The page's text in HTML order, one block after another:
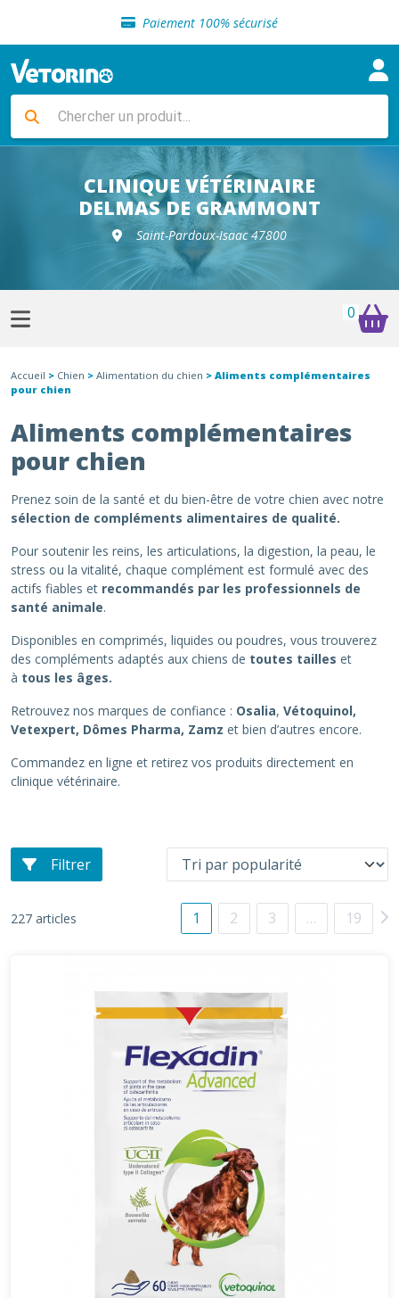
Paiement 100% sécurisé
Livraison gratuite en clinique vétérinaire
Sélection de croquettes vétérinaire
Livraison gratuite en clinique vétérinaire
Retour gratuit en clinique
Sélection de croquettes vétérinaire
CLINIQUE VÉTÉRINAIRE
DELMAS DE GRAMMONT
Saint-Pardoux-Isaac 47800
0
Accueil > Chien > Alimentation du chien > Aliments complémentaires
pour chien
Aliments complémentaires
pour chien
Prenez soin de la santé et du bien-être de votre chien avec notre
sélection de compléments alimentaires de qualité.
Pour soutenir les reins, les articulations, la digestion, la peau, le
stress ou la vitalité, chaque complément est formulé avec des
actifs fiables et recommandés par les professionnels de
santé animale.
Disponibles en comprimés, liquides ou poudres, vous trouverez
des compléments adaptés aux chiens de toutes tailles et
à tous les âges.
Retrouvez nos marques de confiance : Osalia, Vétoquinol,
Vetexpert, Dômes Pharma, Zamz et bien d’autres encore.
Commandez en ligne et retirez vos produits directement en
clinique vétérinaire.
Filtrer
227 articles 1 2 3 … 19